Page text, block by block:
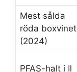
Mest sålda
röda boxvinet
(2024)
PFAS-halt i Il